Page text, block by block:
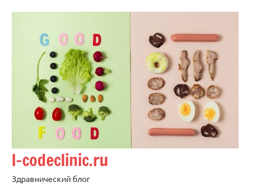
содержимому
l-codeclinic.ru
Здравнический блог